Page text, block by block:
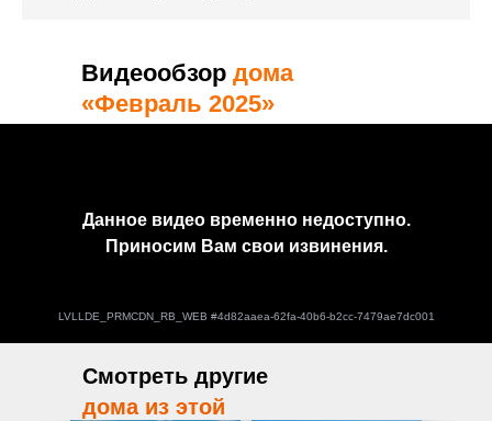
Видеообзор дома
«Февраль 2025»
Смотреть другие
дома из этой